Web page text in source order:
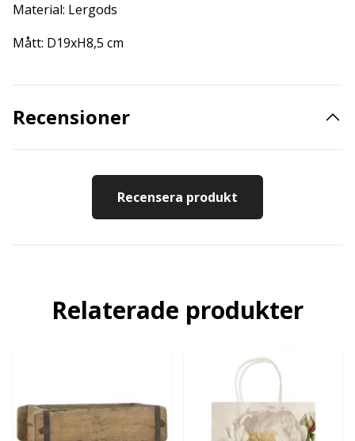
Material: Lergods
Mått: D19xH8,5 cm
Recensioner
Recensera produkt
Relaterade produkter